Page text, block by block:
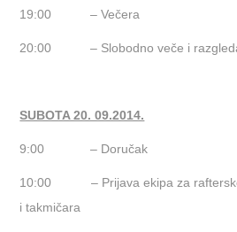
19:00 – Večera
20:00 – Slobodno veče i
SUBOTA 20. 09.2014.
9:00 – Doručak
10:00
– Prijava ekipa za
i takmičara